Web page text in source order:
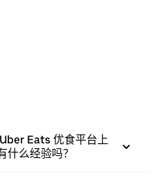
Eats 优食平台上
什么经验吗？